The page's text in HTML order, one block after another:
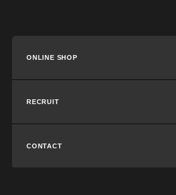
ONLINE SHOP
RECRUIT
CONTACT